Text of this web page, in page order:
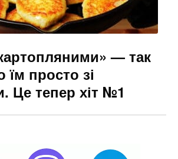
— так
просто зі
Це тепер хіт №1